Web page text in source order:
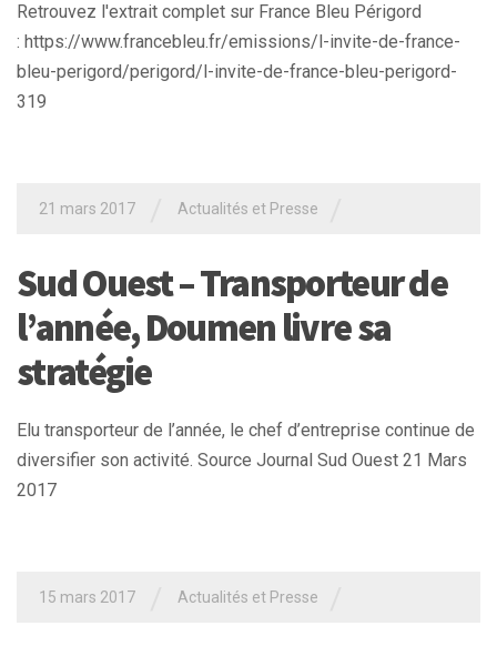
Retrouvez l'extrait complet sur France Bleu Périgord
: https://www.francebleu.fr/emissions/l-invite-de-france-
bleu-perigord/perigord/l-invite-de-france-bleu-perigord-
319
21 mars 2017 Actualités et Presse
Sud Ouest – Transporteur de
l’année, Doumen livre sa
stratégie
Elu transporteur de l’année, le chef d’entreprise continue de
diversifier son activité. Source Journal Sud Ouest 21 Mars
2017
15 mars 2017 Actualités et Presse